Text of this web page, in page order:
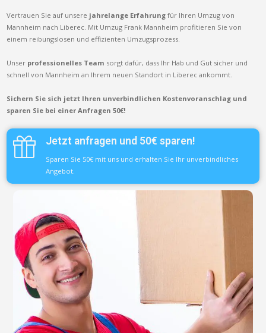
Vertrauen Sie auf unsere jahrelange Erfahrung für Ihren Umzug von
Mannheim nach Liberec. Mit Umzug Frank Mannheim profitieren Sie von
einem reibungslosen und effizienten Umzugsprozess.
Unser professionelles Team sorgt dafür, dass Ihr Hab und Gut sicher und
schnell von Mannheim an Ihrem neuen Standort in Liberec ankommt.
Sichern Sie sich jetzt Ihren unverbindlichen Kostenvoranschlag und
sparen Sie bei einer Anfragen 50€!
Jetzt anfragen und 50€ sparen!
Sparen Sie 50€ mit uns und erhalten Sie Ihr unverbindliches
Angebot.